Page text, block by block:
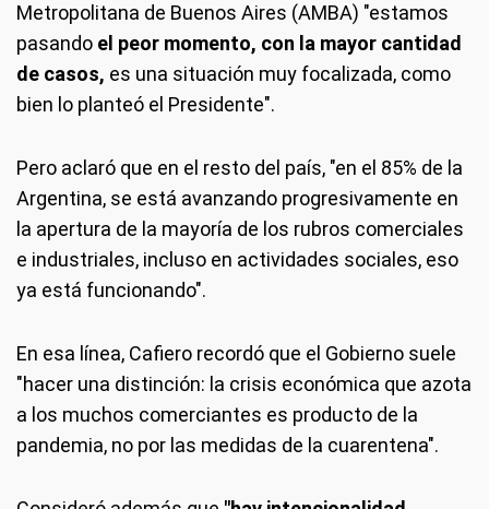
Metropolitana de Buenos Aires (AMBA) "estamos
pasando el peor momento, con la mayor cantidad
de casos, es una situación muy focalizada, como
bien lo planteó el Presidente".
Pero aclaró que en el resto del país, "en el 85% de la
Argentina, se está avanzando progresivamente en
la apertura de la mayoría de los rubros comerciales
e industriales, incluso en actividades sociales, eso
ya está funcionando".
En esa línea, Cafiero recordó que el Gobierno suele
"hacer una distinción: la crisis económica que azota
a los muchos comerciantes es producto de la
pandemia, no por las medidas de la cuarentena".